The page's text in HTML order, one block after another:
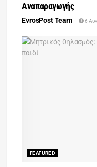
Αναπαραγωγής
EvrosPost Team 6
FEATURED